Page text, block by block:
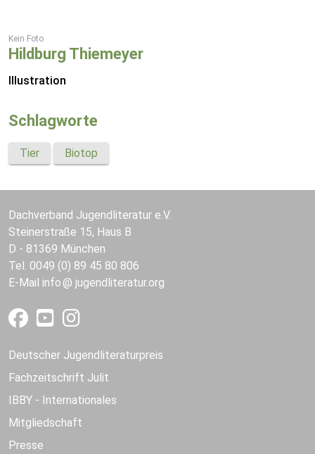
Kein Foto
Hildburg Thiemeyer
Illustration
Schlagworte
Tier Biotop
Dachverband Jugendliteratur e.V.
Steinerstraße 15, Haus B
D - 81369 München
Tel. 0049 (0) 89 45 80 806
E-Mail info jugendliteratur.org
Deutscher Jugendliteraturpreis
Fachzeitschrift Julit
IBBY - Internationales
Mitgliedschaft
Presse